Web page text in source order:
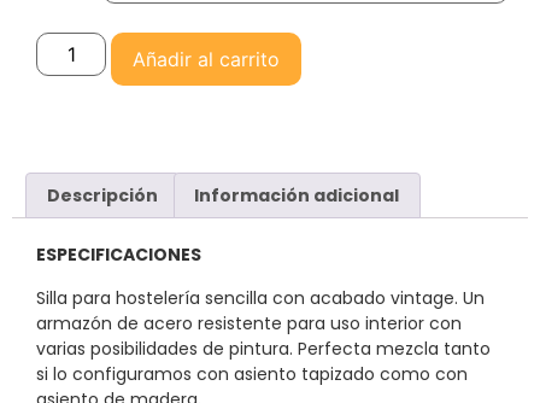
Añadir al carrito
Descripción Información adicional
ESPECIFICACIONES
Silla para hostelería sencilla con acabado vintage. Un
armazón de acero resistente para uso interior con
varias posibilidades de pintura. Perfecta mezcla tanto
si lo configuramos con asiento tapizado como con